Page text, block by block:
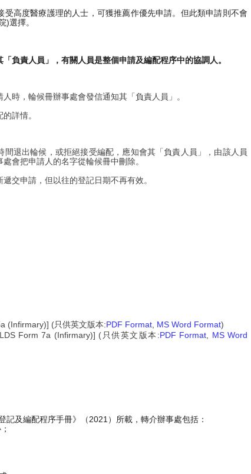
受高度醫療護理的人士，可獲推薦作優先申請。但此類申請則不會
)選擇。
負責人員」，有關人員是整個申請及編配程序中的協調人。
時，輪候冊辦事處會發信通知其「負責人員」。
詳情。
間退出輪候，或拒絕接受編配，應知會其「負責人員」，由該人員
會把申請人的名字從輪候冊中刪除。
交申請，但以往的登記日期不再有效。
(Infirmary)] (只供英文版本:PDF Format, MS Word Format)
Form 7a (Infirmary)] (只供英文版本:PDF Format, MS Word
記及編配程序手冊》（2021）所載，轉介辦事處包括：